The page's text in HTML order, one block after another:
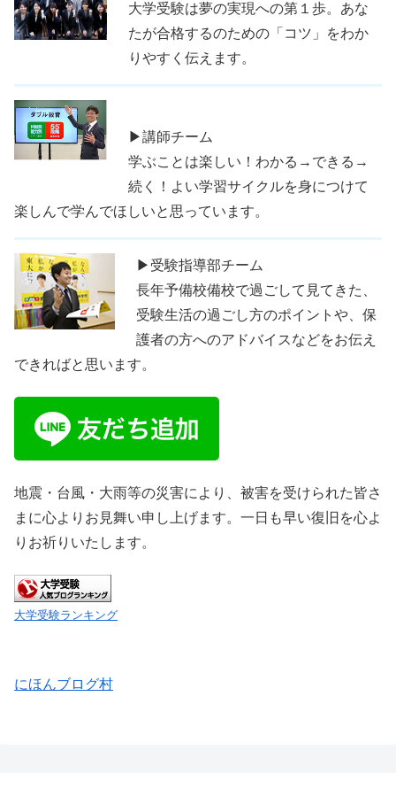
大学受験は夢の実現への第１歩。あな
たが合格するのための「コツ」をわか
りやすく伝えます。
▶講師チーム
学ぶことは楽しい！わかる→できる→
続く！よい学習サイクルを身につけて
楽しんで学んでほしいと思っています。
▶受験指導部チーム
長年予備校備校で過ごして見てきた、
受験生活の過ごし方のポイントや、保
護者の方へのアドバイスなどをお伝え
できればと思います。
地震・台風・大雨等の災害により、被害を受けられた皆さ
まに心よりお見舞い申し上げます。一日も早い復旧を心よ
りお祈りいたします。
大学受験ランキング
にほんブログ村